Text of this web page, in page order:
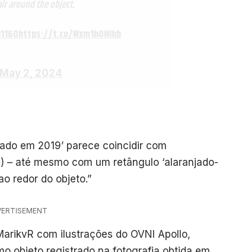
em 2019’ parece coincidir com
até mesmo com um retângulo ‘alaranjado-
redor do objeto.”
com ilustrações do OVNI Apollo,